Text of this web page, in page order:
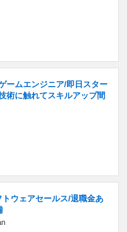
ームエンジニア/即日スター
術に触れてスキルアップ間
ウェアセールス/退職金あ